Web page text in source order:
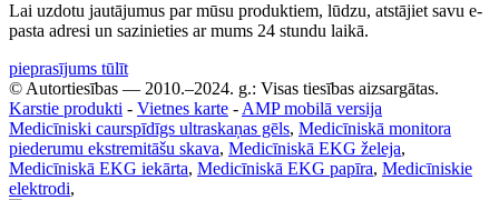
Lai uzdotu jautājumus par mūsu produktiem, lūdzu, atstājiet savu e-
pasta adresi un sazinieties ar mums 24 stundu laikā.
pieprasījums tūlīt
© Autortiesības — 2010.–2024. g.: Visas tiesības aizsargātas.
Karstie produkti - Vietnes karte - AMP mobilā versija
Medicīniski caurspīdīgs ultraskaņas gēls, Medicīniskā monitora
piederumu ekstremitāšu skava, Medicīniskā EKG želeja,
Medicīniskā EKG iekārta, Medicīniskā EKG papīra, Medicīniskie
elektrodi,